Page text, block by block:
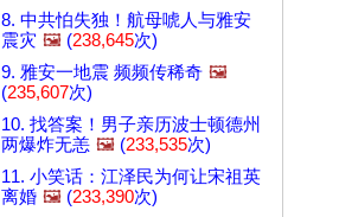
8. 中共怕失独！航母唬人与雅安
震灾 🖼️ (238,645次)
9. 雅安一地震 频频传稀奇 🖼️
(235,607次)
10. 找答案！男子亲历波士顿德州
两爆炸无恙 🖼️ (233,535次)
11. 小笑话：江泽民为何让宋祖英
离婚 🖼️ (233,390次)